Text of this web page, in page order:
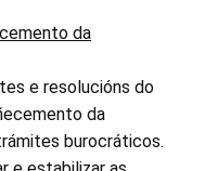
da
e resolucións do
da
burocráticos.